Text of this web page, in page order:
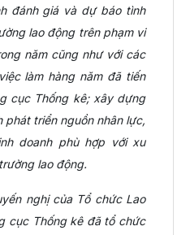
đánh giá và dự báo tình
lao động trên phạm vi
năm cũng như với các
làm hàng năm đã tiến
cục Thống kê; xây dựng
phát triển nguồn nhân lực,
doanh phù hợp với xu
lao động.
nghị của Tổ chức Lao
cục Thống kê đã tổ chức